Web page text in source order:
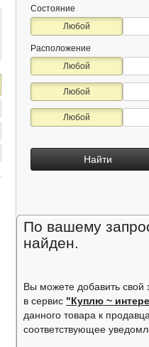
Состояние
Любой
Расположение
Любой
Любой
Любой
Найти
По вашему
найден.
Вы можете добавить свой
в сервис "Куплю ~
данного товара к
соответствующее